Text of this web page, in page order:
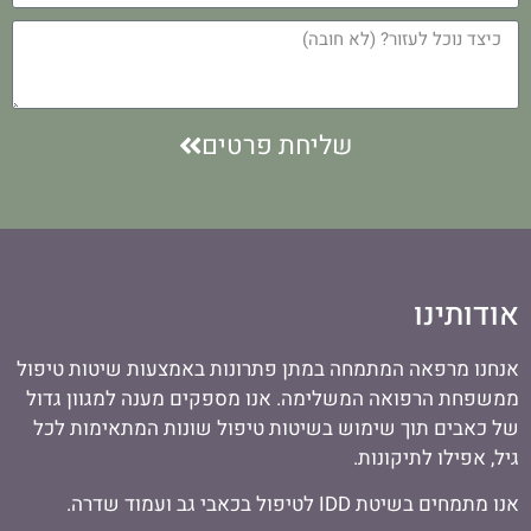
שליחת פרטים
אודותינו
אנחנו מרפאה המתמחה במתן פתרונות באמצעות שיטות טיפול
ממשפחת הרפואה המשלימה. אנו מספקים מענה למגוון גדול
של כאבים תוך שימוש בשיטות טיפול שונות המתאימות לכל
גיל, אפילו לתיקונות.
אנו מתמחים בשיטת IDD לטיפול בכאבי גב ועמוד שדרה.